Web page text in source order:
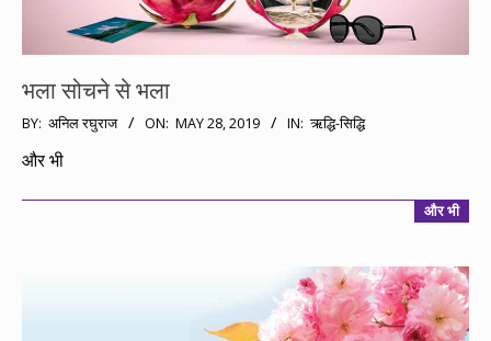
भला सोचने से भला
2019-
05-
BY: अनिल रघुराज ON: MAY 28, 2019 IN: ऋद्धि-सिद्धि
और भी
और भी